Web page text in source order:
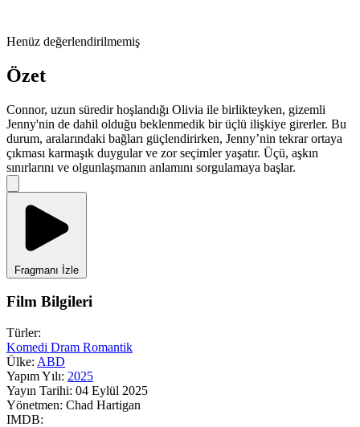
Henüz değerlendirilmemiş
Özet
Connor, uzun süredir hoşlandığı Olivia ile birlikteyken, gizemli
Jenny'nin de dahil olduğu beklenmedik bir üçlü ilişkiye girerler. Bu
durum, aralarındaki bağları güçlendirirken, Jenny’nin tekrar ortaya
çıkması karmaşık duygular ve zor seçimler yaşatır. Üçü, aşkın
sınırlarını ve olgunlaşmanın anlamını sorgulamaya başlar.
Fragmanı İzle
Film Bilgileri
Türler:
Komedi Dram Romantik
Ülke: ABD
Yapım Yılı: 2025
Yayın Tarihi: 04 Eylül 2025
Yönetmen: Chad Hartigan
IMDB: